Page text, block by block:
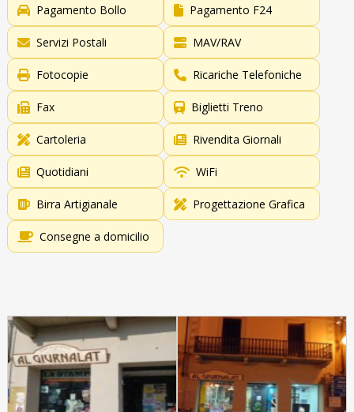
Pagamento Bollo Pagamento F24
Servizi Postali MAV/RAV
Fotocopie Ricariche Telefoniche
Fax Biglietti Treno
Cartoleria Rivendita Giornali
Quotidiani WiFi
Birra Artigianale Progettazione Grafica
Consegne a domicilio